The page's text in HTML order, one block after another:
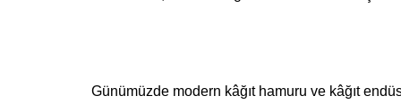
Günümüzde modern kâğıt hamuru ve kâğıt